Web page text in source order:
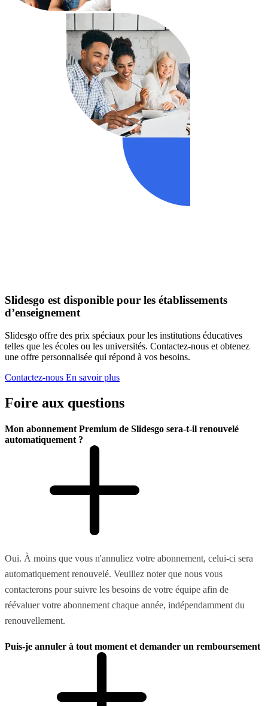
Slidesgo est disponible pour les établissements
d’enseignement
Slidesgo offre des prix spéciaux pour les institutions éducatives
telles que les écoles ou les universités. Contactez-nous et obtenez
une offre personnalisée qui répond à vos besoins.
Contactez-nous En savoir plus
Foire aux questions
Mon abonnement Premium de Slidesgo sera-t-il renouvelé
automatiquement ?
Oui. À moins que vous n'annuliez votre abonnement, celui-ci sera
automatiquement renouvelé. Veuillez noter que nous vous
contacterons pour suivre les besoins de votre équipe afin de
réévaluer votre abonnement chaque année, indépendamment du
renouvellement.
Puis-je annuler à tout moment et demander un remboursement